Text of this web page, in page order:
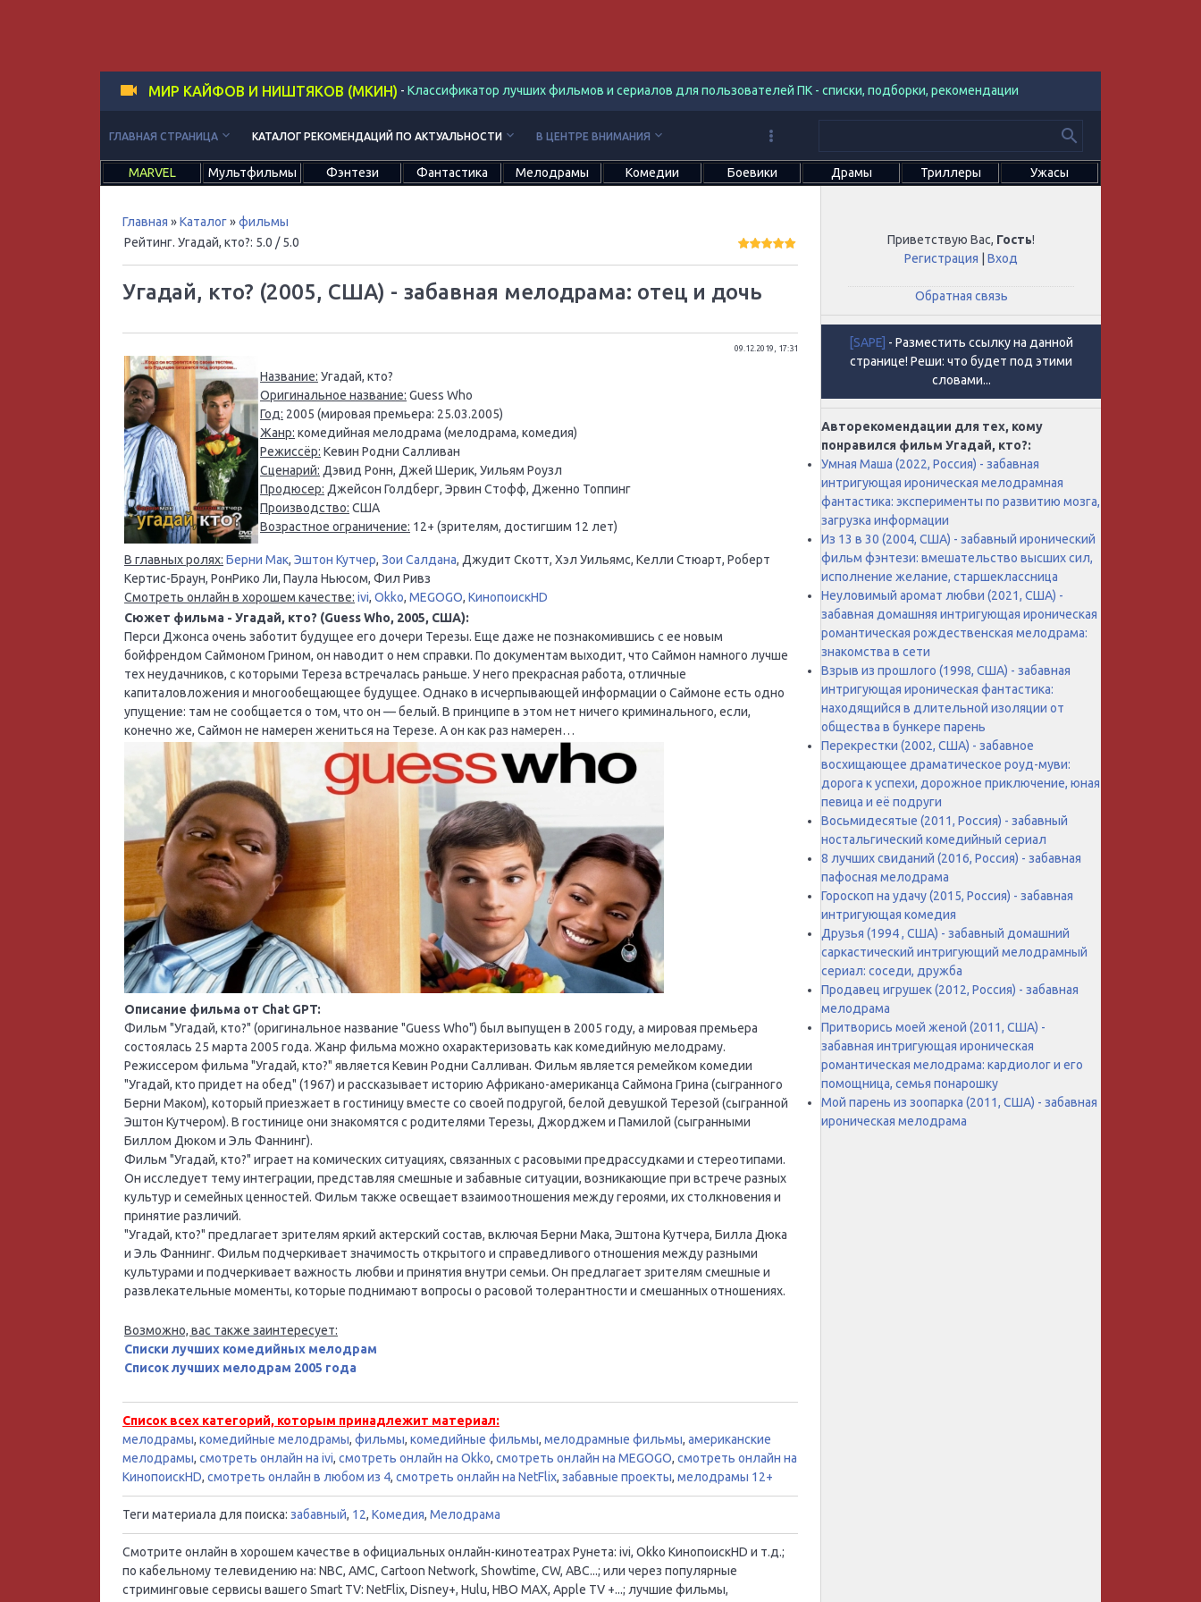
МИР КАЙФОВ И НИШТЯКОВ (МКИН) - Классификатор лучших фильмов и сериалов для пользователей ПК - списки, подборки, рекомендации
ГЛАВНАЯ СТРАНИЦА keyboard_arrow_down КАТАЛОГ РЕКОМЕНДАЦИЙ ПО АКТУАЛЬНОСТИ keyboard_arrow_down В ЦЕНТРЕ ВНИМАНИЯ keyboard_arrow_down
MARVEL Мультфильмы Фэнтези Фантастика Мелодрамы Комедии Боевики Драмы Триллеры Ужасы
Главная »Каталог»фильмы
Рейтинг. Угадай, кто?: 5.0 / 5.0
Угадай, кто? (2005, США) - забавная мелодрама: отец и дочь
09.12.2019, 17:31
Название: Угадай, кто?
Оригинальное название: Guess Who
Год: 2005 (мировая премьера: 25.03.2005)
Жанр: комедийная мелодрама (мелодрама, комедия)
Режиссёр: Кевин Родни Салливан
Сценарий: Дэвид Ронн, Джей Шерик, Уильям Роузл
Продюсер: Джейсон Голдберг, Эрвин Стофф, Дженно Топпинг
Производство: США
Возрастное ограничение: 12+ (зрителям, достигшим 12 лет)
В главных ролях: Берни Мак, Эштон Кутчер, Зои Салдана, Джудит Скотт, Хэл Уильямс, Келли Стюарт, Роберт
Кертис-Браун, РонРико Ли, Паула Ньюсом, Фил Ривз
Смотреть онлайн в хорошем качестве: ivi, Okko, MEGOGO, КинопоискHD
Сюжет фильма - Угадай, кто? (Guess Who, 2005, США):
Перси Джонса очень заботит будущее его дочери Терезы. Еще даже не познакомившись с ее новым
бойфрендом Саймоном Грином, он наводит о нем справки. По документам выходит, что Саймон намного лучше
тех неудачников, с которыми Тереза встречалась раньше. У него прекрасная работа, отличные
капиталовложения и многообещающее будущее. Однако в исчерпывающей информации о Саймоне есть одно
упущение: там не сообщается о том, что он — белый. В принципе в этом нет ничего криминального, если,
конечно же, Саймон не намерен жениться на Терезе. А он как раз намерен…
Описание фильма от Chat GPT:
Фильм "Угадай, кто?" (оригинальное название "Guess Who") был выпущен в 2005 году, а мировая премьера
состоялась 25 марта 2005 года. Жанр фильма можно охарактеризовать как комедийную мелодраму.
Режиссером фильма "Угадай, кто?" является Кевин Родни Салливан. Фильм является ремейком комедии
"Угадай, кто придет на обед" (1967) и рассказывает историю Африкано-американца Саймона Грина (сыгранного
Берни Маком), который приезжает в гостиницу вместе со своей подругой, белой девушкой Терезой (сыгранной
Эштон Кутчером). В гостинице они знакомятся с родителями Терезы, Джорджем и Памилой (сыгранными
Биллом Дюком и Эль Фаннинг).
Фильм "Угадай, кто?" играет на комических ситуациях, связанных с расовыми предрассудками и стереотипами.
Он исследует тему интеграции, представляя смешные и забавные ситуации, возникающие при встрече разных
культур и семейных ценностей. Фильм также освещает взаимоотношения между героями, их столкновения и
принятие различий.
"Угадай, кто?" предлагает зрителям яркий актерский состав, включая Берни Мака, Эштона Кутчера, Билла Дюка
и Эль Фаннинг. Фильм подчеркивает значимость открытого и справедливого отношения между разными
культурами и подчеркивает важность любви и принятия внутри семьи. Он предлагает зрителям смешные и
развлекательные моменты, которые поднимают вопросы о расовой толерантности и смешанных отношениях.
Возможно, вас также заинтересует:
Списки лучших комедийных мелодрам
Список лучших мелодрам 2005 года
Список всех категорий, которым принадлежит материал:
мелодрамы, комедийные мелодрамы, фильмы, комедийные фильмы, мелодрамные фильмы, американские
мелодрамы, смотреть онлайн на ivi, смотреть онлайн на Okko, смотреть онлайн на MEGOGO, смотреть онлайн на
КинопоискHD, смотреть онлайн в любом из 4, смотреть онлайн на NetFlix, забавные проекты, мелодрамы 12+
Теги материала для поиска: забавный, 12, Комедия, Мелодрама
Смотрите онлайн в хорошем качестве в официальных онлайн-кинотеатрах Рунета: ivi, Okko КинопоискHD и т.д.;
по кабельному телевидению на: NBC, AMC, Cartoon Network, Showtime, CW, ABC...; или через популярные
стриминговые сервисы вашего Smart TV: NetFlix, Disney+, Hulu, HBO MAX, Apple TV +...; лучшие фильмы,
Приветствую Вас, Гость!
Регистрация |Вход
Обратная связь
[SAPE] - Разместить ссылку на данной
странице! Реши: что будет под этими
словами...
Авторекомендации для тех, кому
понравился фильм Угадай, кто?:
Умная Маша (2022, Россия) - забавная
интригующая ироническая мелодрамная
фантастика: эксперименты по развитию мозга,
загрузка информации
Из 13 в 30 (2004, США) - забавный иронический
фильм фэнтези: вмешательство высших сил,
исполнение желание, старшеклассница
Неуловимый аромат любви (2021, США) -
забавная домашняя интригующая ироническая
романтическая рождественская мелодрама:
знакомства в сети
Взрыв из прошлого (1998, США) - забавная
интригующая ироническая фантастика:
находящийся в длительной изоляции от
общества в бункере парень
Перекрестки (2002, США) - забавное
восхищающее драматическое роуд-муви:
дорога к успехи, дорожное приключение, юная
певица и её подруги
Восьмидесятые (2011, Россия) - забавный
ностальгический комедийный сериал
8 лучших свиданий (2016, Россия) - забавная
пафосная мелодрама
Гороскоп на удачу (2015, Россия) - забавная
интригующая комедия
Друзья (1994 , США) - забавный домашний
саркастический интригующий мелодрамный
сериал: соседи, дружба
Продавец игрушек (2012, Россия) - забавная
мелодрама
Притворись моей женой (2011, США) -
забавная интригующая ироническая
романтическая мелодрама: кардиолог и его
помощница, семья понарошку
Мой парень из зоопарка (2011, США) - забавная
ироническая мелодрама